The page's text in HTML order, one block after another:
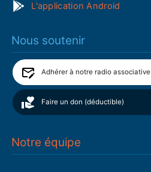
L'application Android
Nous soutenir
Adhérer à notre radio associative
Faire un don (déductible)
Notre équipe